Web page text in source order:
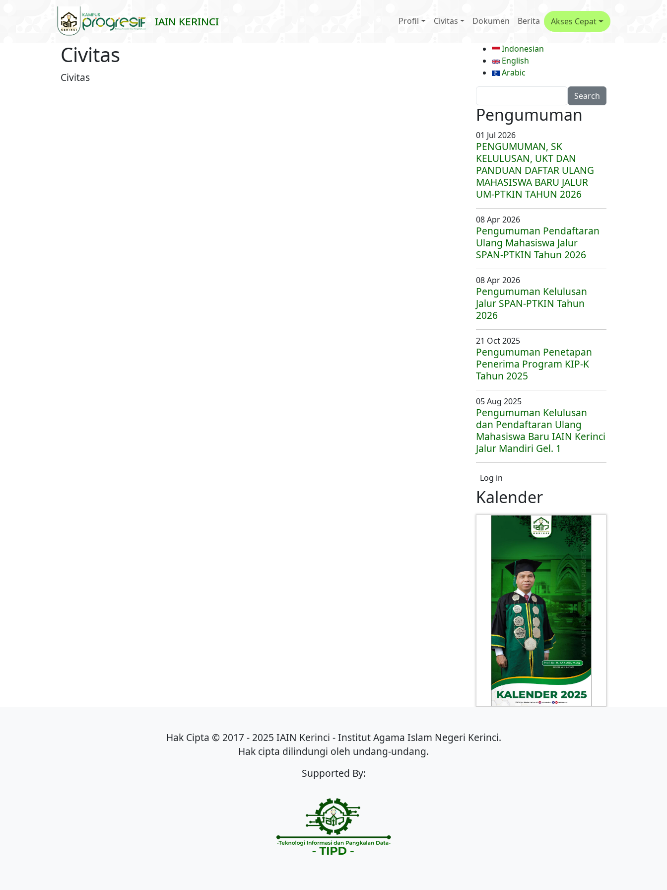
Skip to main content
IAIN KERINCI Main menu
Profil Civitas Dokumen Berita Akses Cepat
Civitas
Civitas
Indonesian
English
Arabic
Pengumuman
01 Jul 2026
PENGUMUMAN, SK
KELULUSAN, UKT DAN
PANDUAN DAFTAR ULANG
MAHASISWA BARU JALUR
UM-PTKIN TAHUN 2026
08 Apr 2026
Pengumuman Pendaftaran
Ulang Mahasiswa Jalur
SPAN-PTKIN Tahun 2026
08 Apr 2026
Pengumuman Kelulusan
Jalur SPAN-PTKIN Tahun
2026
21 Oct 2025
Pengumuman Penetapan
Penerima Program KIP-K
Tahun 2025
05 Aug 2025
Pengumuman Kelulusan
dan Pendaftaran Ulang
Mahasiswa Baru IAIN Kerinci
Jalur Mandiri Gel. 1
User account menu
Log in
Kalender
Hak Cipta © 2017 - 2025 IAIN Kerinci - Institut Agama Islam Negeri Kerinci.
Hak cipta dilindungi oleh undang-undang.
Supported By: